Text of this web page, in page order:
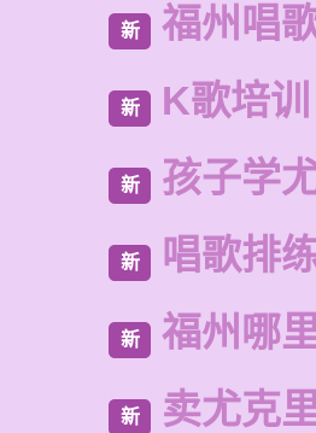
新 福州唱
新 K歌培
新 孩子学
新 唱歌排
新 福州哪
新 卖尤克